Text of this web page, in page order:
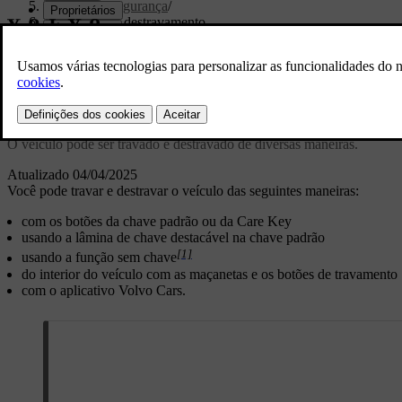
Entrada e segurança/
Travamento e destravamento
Iniciar sessão
Atualizado 04/04/2025
Travamento e destravamento
O veículo pode ser travado e destravado de diversas maneiras.
Você pode travar e destravar o veículo das seguintes maneiras:
com os botões da chave padrão ou da Care Key
usando a lâmina de chave destacável na chave padrão
usando a função sem chave[1]
do interior do veículo com as maçanetas e os botões de travamento
com o aplicativo Volvo Cars.